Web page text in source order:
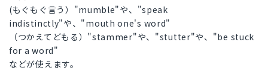
(もぐもぐ言う）"mumble"や、"speak
indistinctly"や、"mouth one's word"
（つかえてどもる）"stammer"や、"stutter"や、"be stuck
for a word"
などが使えます。